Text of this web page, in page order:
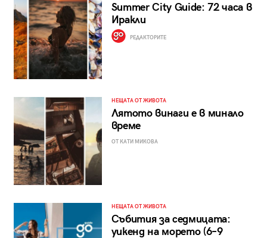
Summer City Guide: 72 часа в
Иракли
РЕДАКТОРИТЕ
НЕЩАТА ОТ ЖИВОТА
Лятото винаги е в минало
време
ОТ КАТИ МИКОВА
НЕЩАТА ОТ ЖИВОТА
Събития за седмицата:
уикенд на морето (6–9